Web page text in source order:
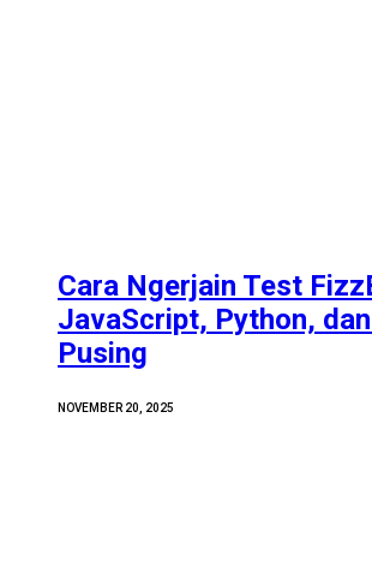
Cara Ngerjain Test
JavaScript, Python,
Pusing
NOVEMBER 20, 2025